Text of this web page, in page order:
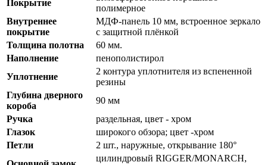
Покрытие
полимерное
Внутреннее
покрытие
МДФ-панель 10 мм, встроенное зеркало
с защитной плёнкой
Толщина полотна
60 мм.
Наполнение
пенополистирол
Уплотнение
2 контура уплотнителя из вспененной
резины
Глубина дверного
короба
90 мм
Ручка
раздельная, цвет - хром
Глазок
широкого обзора; цвет -хром
Петли
2 шт., наружные, открывание 180°
цилиндровый RIGGER/MONARCH,